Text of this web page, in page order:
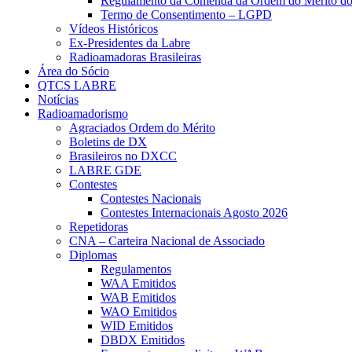
Termo de Consentimento – LGPD
Vídeos Históricos
Ex-Presidentes da Labre
Radioamadoras Brasileiras
Área do Sócio
QTCS LABRE
Notícias
Radioamadorismo
Agraciados Ordem do Mérito
Boletins de DX
Brasileiros no DXCC
LABRE GDE
Contestes
Contestes Nacionais
Contestes Internacionais Agosto 2026
Repetidoras
CNA – Carteira Nacional de Associado
Diplomas
Regulamentos
WAA Emitidos
WAB Emitidos
WAO Emitidos
WID Emitidos
DBDX Emitidos